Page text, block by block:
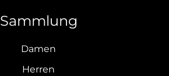
Sammlung
Damen
Herren